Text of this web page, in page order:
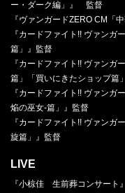
ー・ダーク編」』 監督
『ヴァンガードZERO CM「
『カードファイト!! ヴァンガ
篇」』監督
『カードファイト!! ヴァン
篇」「買いにきたショップ篇
『カードファイト!! ヴァンガ
焔の巫女-篇」』監督
『カードファイト!! ヴァン
旋篇」』監督
LIVE
『小椋佳 生前葬コンサー